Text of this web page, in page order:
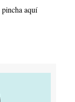
pincha aquí